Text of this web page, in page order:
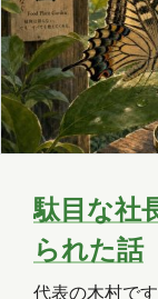
Copilot
Exchange
GPT-OSS
iOS
駄目な社
られた話
代表の木村で